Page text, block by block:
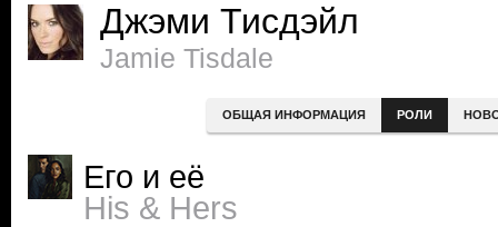
Джэми Тисдэйл
Jamie Tisdale
ОБЩАЯ ИНФОРМАЦИЯ РОЛИ
Его и её
His & Hers